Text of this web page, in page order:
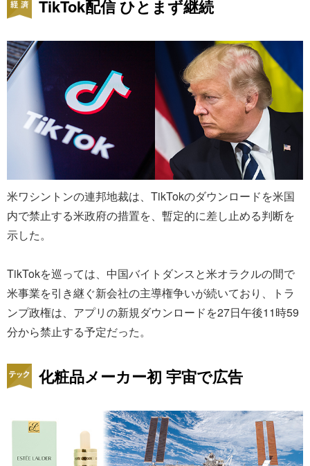
TikTok配信 ひとまず継続
米ワシントンの連邦地裁は、TikTokのダウンロードを米国
内で禁止する米政府の措置を、暫定的に差し止める判断を
示した。
TikTokを巡っては、中国バイトダンスと米オラクルの間で
米事業を引き継ぐ新会社の主導権争いが続いており、トラ
ンプ政権は、アプリの新規ダウンロードを27日午後11時59
分から禁止する予定だった。
化粧品メーカー初 宇宙で広告